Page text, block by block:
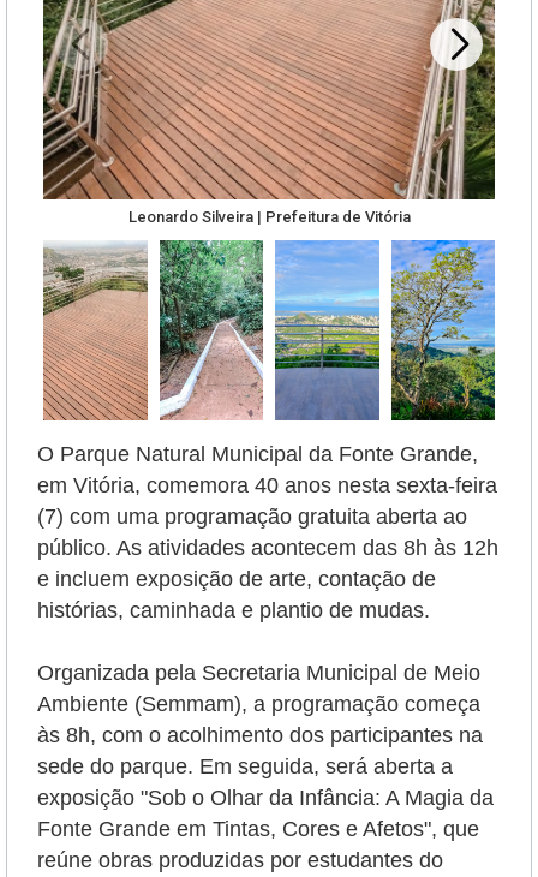
Leonardo Silveira | Prefeitura de Vitória
O Parque Natural Municipal da Fonte Grande,
em Vitória, comemora 40 anos nesta sexta-feira
(7) com uma programação gratuita aberta ao
público. As atividades acontecem das 8h às 12h
e incluem exposição de arte, contação de
histórias, caminhada e plantio de mudas.
Organizada pela Secretaria Municipal de Meio
Ambiente (Semmam), a programação começa
às 8h, com o acolhimento dos participantes na
sede do parque. Em seguida, será aberta a
exposição "Sob o Olhar da Infância: A Magia da
Fonte Grande em Tintas, Cores e Afetos", que
reúne obras produzidas por estudantes do